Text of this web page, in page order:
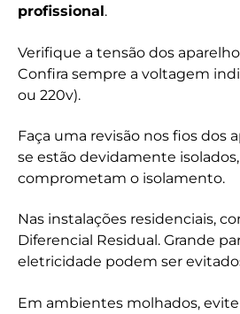
profissional.
Verifique a tensão dos
Confira sempre a voltagem
ou 220v).
Faça uma revisão nos fios dos
se estão devidamente
comprometam o isolamento.
Nas instalações residenciais,
Diferencial Residual. Grande
eletricidade podem ser
Em ambientes molhados,